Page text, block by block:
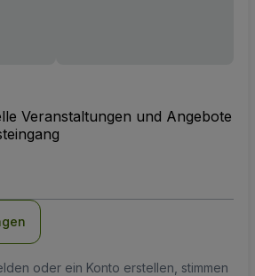
Veranstaltungen und Angebote
oder ein Konto erstellen, stimmen